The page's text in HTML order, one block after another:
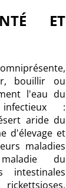
ET
bouillir ou
l'eau du
:
aride du
d'élevage et
maladies
du
intestinales
rickettsioses,